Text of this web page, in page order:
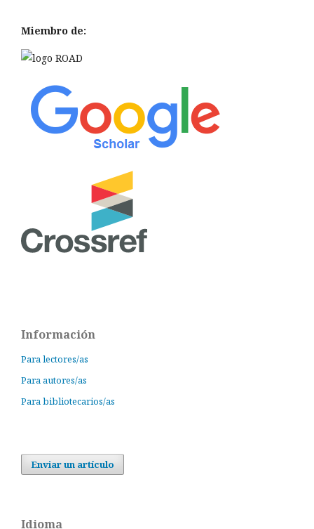
Miembro de:
Información
Para lectores/as
Para autores/as
Para bibliotecarios/as
Enviar un artículo
Idioma